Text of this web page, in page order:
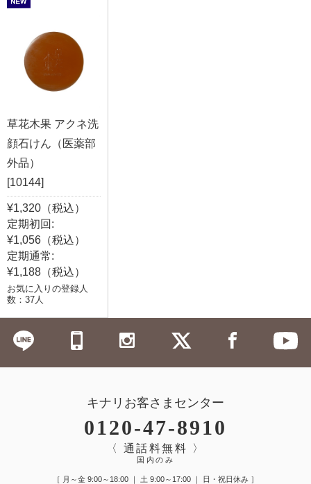
草花木果 アクネ洗
顔石けん（医薬部
外品）
[10144]
¥1,320（税込）
定期初回:
¥1,056（税込）
定期通常:
¥1,188（税込）
お気に入りの登録人
数：37人
キナリお客さまセンター
0120-47-8910
〈 通話料無料 〉
国内のみ
［ 月～金 9:00～18:00 ｜ 土 9:00～17:00 ｜ 日・祝日休み ］